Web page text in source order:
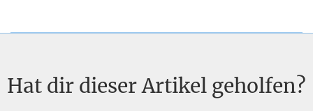
Hat dir dieser Artikel geholfen?